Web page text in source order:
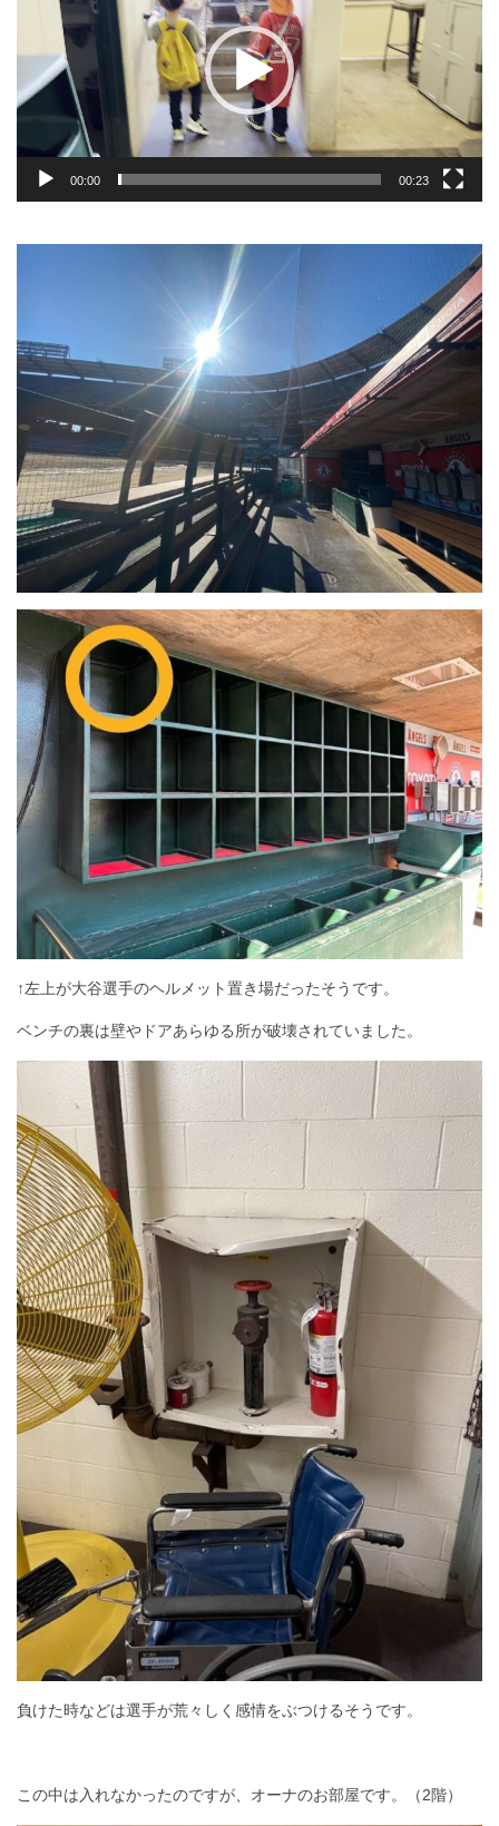
ー
ー
00:00 00:23
↑左上が大谷選手のヘルメット置き場だったそうです。
ベンチの裏は壁やドアあらゆる所が破壊されていました。
負けた時などは選手が荒々しく感情をぶつけるそうです。
この中は入れなかったのですが、オーナのお部屋です。（2階）